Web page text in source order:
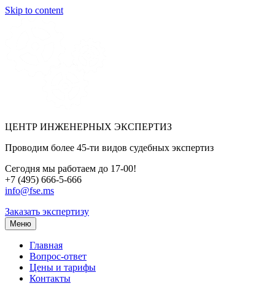
Skip to content
ЦЕНТР ИНЖЕНЕРНЫХ ЭКСПЕРТИЗ
Проводим более 45-ти видов судебных экспертиз
Сегодня мы работаем до 17-00!
+7 (495) 666-5-666
info@fse.ms
Заказать экспертизу
Меню
Главная
Вопрос-ответ
Цены и тарифы
Контакты